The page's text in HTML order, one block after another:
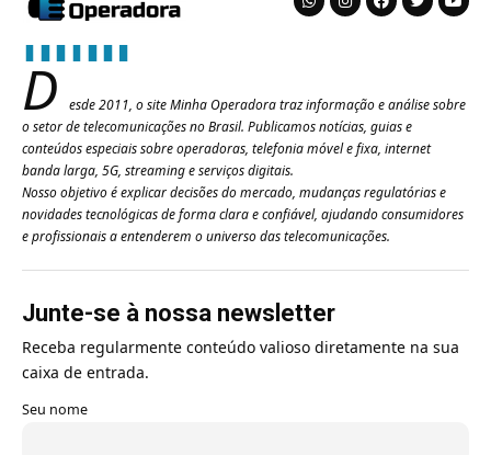
D
esde 2011, o site Minha Operadora traz informação e análise sobre
o setor de telecomunicações no Brasil. Publicamos notícias, guias e
conteúdos especiais sobre operadoras, telefonia móvel e fixa, internet
banda larga, 5G, streaming e serviços digitais.
Nosso objetivo é explicar decisões do mercado, mudanças regulatórias e
novidades tecnológicas de forma clara e confiável, ajudando consumidores
e profissionais a entenderem o universo das telecomunicações.
Junte-se à nossa newsletter
Receba regularmente conteúdo valioso diretamente na sua
caixa de entrada.
Seu nome